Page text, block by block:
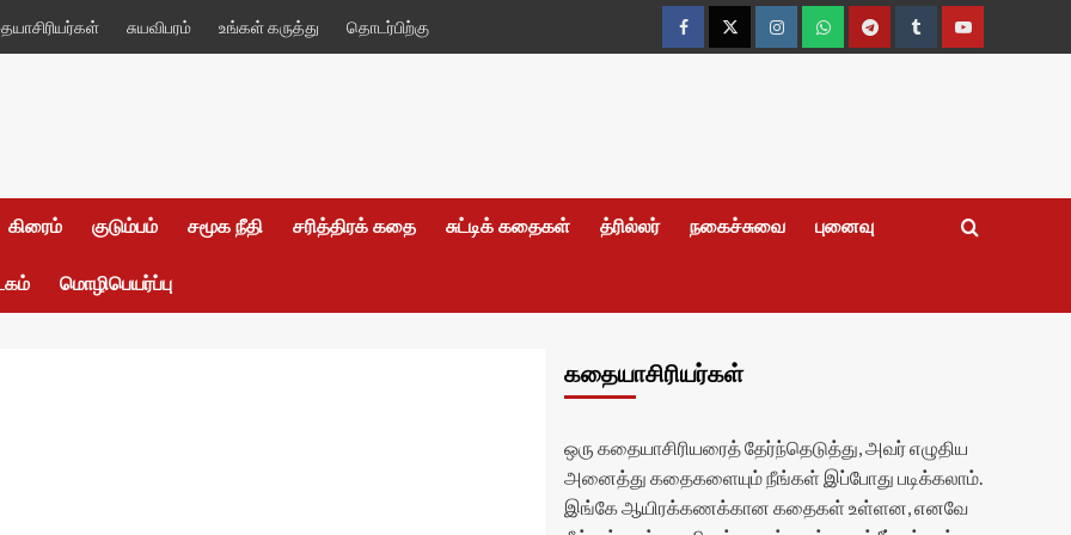
சுயவிபரம் உங்கள் கருத்து தொடர்பிற்கு
FacebookTwitterInstagramWhatsappTelegramTumblrYouTube
கிரைம் குடும்பம் சமூக நீதி சரித்திரக் கதை சுட்டிக் கதைகள் த்ரில்லர் நகைச்சுவை புனைவு
மொழிபெயர்ப்பு
கதையாசிரியர்கள்
ஒரு கதையாசிரியரைத் தேர்ந்தெடுத்து, அவர் எழுதிய
அனைத்து கதைகளையும் நீங்கள் இப்போது படிக்கலாம்.
இங்கே ஆயிரக்கணக்கான கதைகள் உள்ளன, எனவே